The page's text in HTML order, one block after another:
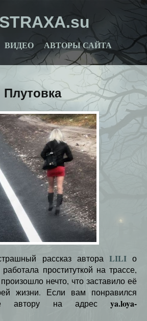
ВИДЕО АВТОРЫ САЙТА
Плутовка
рассказ автора LILIо
проституткой на трассе,
нечто, что заставило её
жизни. Если вам понравился
автору на адрес ya.loya-